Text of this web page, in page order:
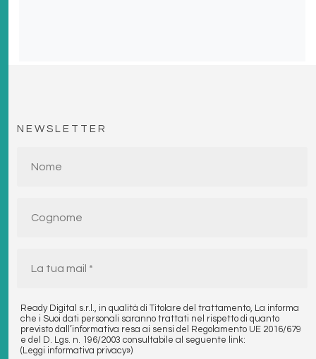
NEWSLETTER
Ready Digital s.r.l., in qualità di Titolare del trattamento, La informa
che i Suoi dati personali saranno trattati nel rispetto di quanto
previsto dall’informativa resa ai sensi del Regolamento UE 2016/679
e del D. Lgs. n. 196/2003 consultabile al seguente link:
(Leggi informativa privacy»)